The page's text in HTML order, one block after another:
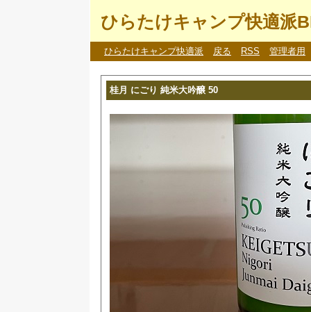
ひらたけキャンプ快適派
ひらたけキャンプ快適派 戻る RSS 管理者用
桂月 にごり 純米大吟醸 50